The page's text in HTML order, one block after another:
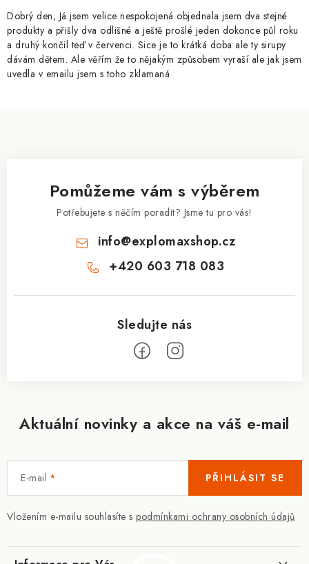
Podmínky ochrany osobních údajů
Doprava a platba
Slevový systém
Vše o nákupu
Dobrý den, Já jsem velice nespokojená objednala jsem dva stejné
produkty a přišly dva odlišné a ještě prošlé jeden dokonce půl roku
a druhý končil teď v červenci. Sice je to krátká doba ale ty sirupy
dávám dětem. Ale věřím že to nějakým způsobem vyraší ale jak jsem
uvedla v emailu jsem s toho zklamaná
Aktuální novinky a akce na váš e-mail
E-mail
Vložením e-mailu souhlasíte s podmínkami ochrany osobních údajů
PŘIHLÁSIT SE
Pomůžeme vám s výběrem
Potřebujete s něčím poradit? Jsme tu pro vás!
info@explomaxshop.cz
+420 603 718 083